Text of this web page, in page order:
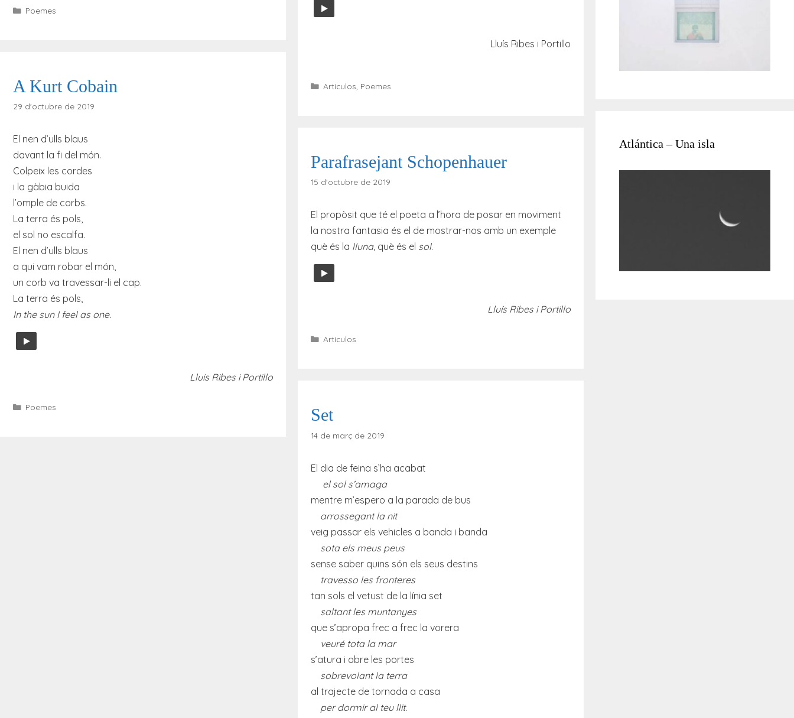
Categories
Poemes
Lluís Ribes i Portillo
Categories
Artículos Poemes
A Kurt Cobain
29 d'octubre de 2019
El nen d’ulls blaus
davant la fi del món.
Colpeix les cordes
i la gàbia buida
l’omple de corbs.
La terra és pols,
el sol no escalfa.
El nen d’ulls blaus
a qui vam robar el món,
un corb va travessar-li el cap.
La terra és pols,
In the sun I feel as one.
Lluís Ribes i Portillo
Categories
Poemes
Parafrasejant Schopenhauer
15 d'octubre de 2019
El propòsit que té el poeta a l’hora de posar en moviment
la nostra fantasia és el de mostrar-nos amb un exemple
què és la lluna, què és el sol.
Lluís Ribes i Portillo
Categories
Artículos
Set
14 de març de 2019
El dia de feina s’ha acabat
­ el sol s’amaga
mentre m’espero a la parada de bus
arrossegant la nit
veig passar els vehicles a banda i banda
sota els meus peus
sense saber quins són els seus destins
travesso les fronteres
tan sols el vetust de la línia set
saltant les muntanyes
que s’apropa frec a frec la vorera
veuré tota la mar
s’atura i obre les portes
sobrevolant la terra
al trajecte de tornada a casa
per dormir al teu llit.
Atlántica – Una isla